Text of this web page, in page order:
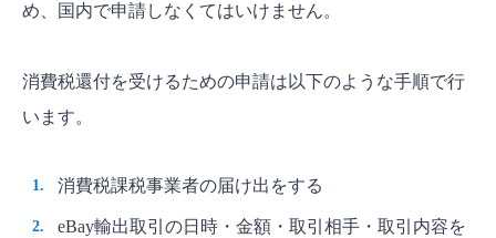
め、国内で申請しなくてはいけません。
消費税還付を受けるための申請は以下のような手順で行
います。
消費税課税事業者の届け出をする
eBay輸出取引の日時・金額・取引相手・取引内容を